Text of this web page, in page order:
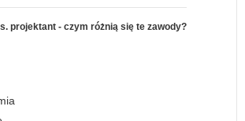
projektant - czym różnią się te zawody?